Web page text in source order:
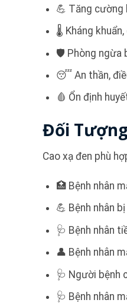
💪 Tăng cường
🌡️ Kháng
🛡️ Phòng ngừa
😴 An thần,
🩸 Ổn định
Đối
Cao xạ đen phù
🏥 Bệnh nhân
💪 Bệnh nhân
🩺 Bệnh nhân
👤 Bệnh nhân
🩺 Người bệnh
🩺 Bệnh nhân